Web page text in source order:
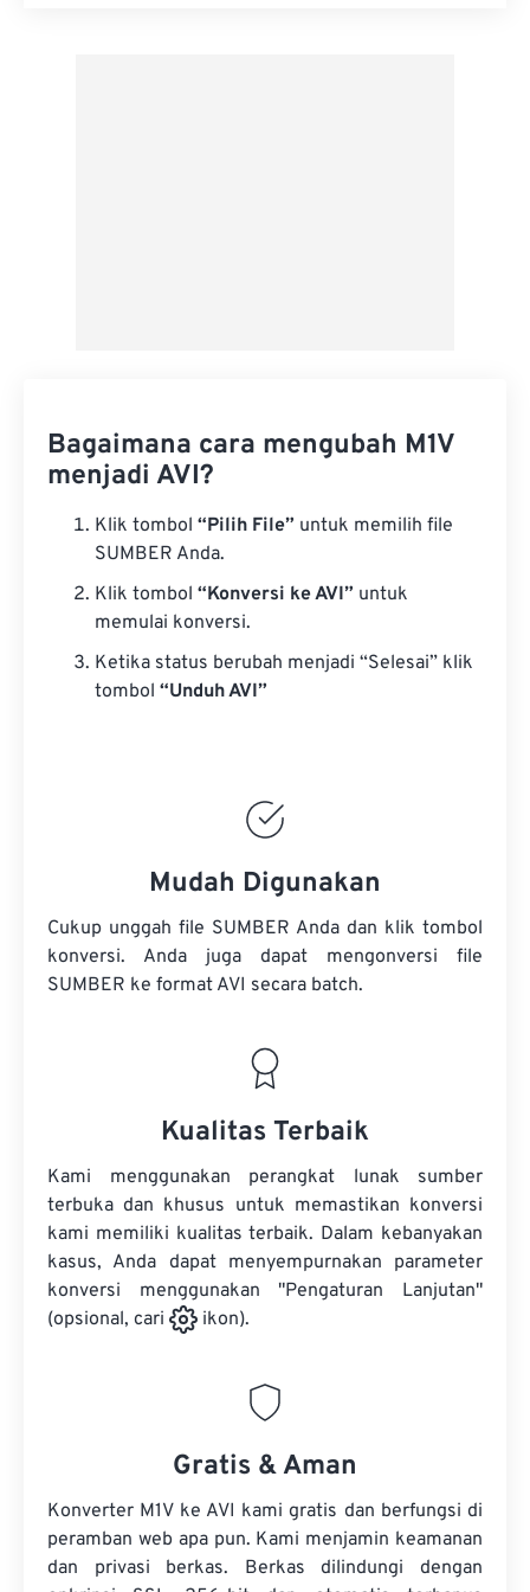
Bagaimana cara mengubah M1V
menjadi AVI?
Klik tombol “Pilih File” untuk memilih file
SUMBER Anda.
Klik tombol “Konversi ke AVI” untuk
memulai konversi.
Ketika status berubah menjadi “Selesai” klik
tombol “Unduh AVI”
Mudah Digunakan
Cukup unggah file SUMBER Anda dan klik tombol
konversi. Anda juga dapat mengonversi file
SUMBER ke format AVI secara batch.
Kualitas Terbaik
Kami menggunakan perangkat lunak sumber
terbuka dan khusus untuk memastikan konversi
kami memiliki kualitas terbaik. Dalam kebanyakan
kasus, Anda dapat menyempurnakan parameter
konversi menggunakan "Pengaturan Lanjutan"
(opsional, cari
ikon).
Gratis & Aman
Konverter M1V ke AVI kami gratis dan berfungsi di
peramban web apa pun. Kami menjamin keamanan
dan privasi berkas. Berkas dilindungi dengan